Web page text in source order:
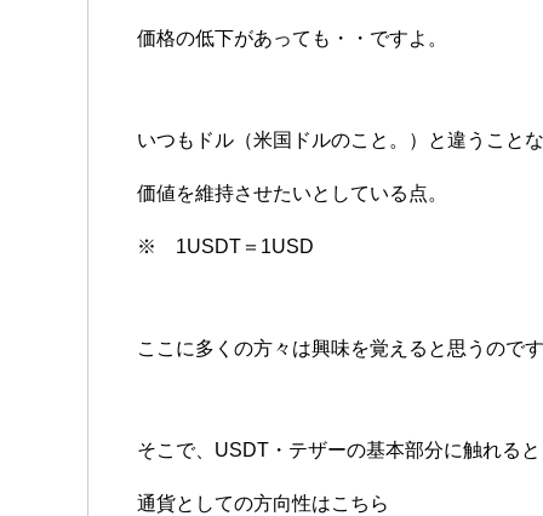
価格の低下があっても・・ですよ。
いつもドル（米国ドルのこと。）と違うこと
価値を維持させたいとしている点。
※ 1USDT＝1USD
ここに多くの方々は興味を覚えると思うので
そこで、USDT・テザーの基本部分に触れると
通貨としての方向性はこちら